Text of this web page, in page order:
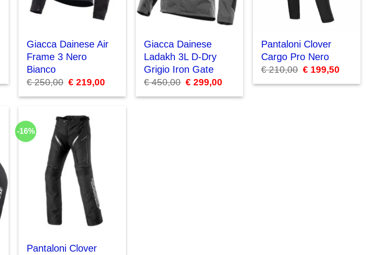
Giacca Dainese Air
Frame 3 Nero
Bianco
€250,00
Il
prezzo
€ 219,00Il
Giacca Dainese
Ladakh 3L D-Dry
Grigio Iron Gate
€450,00
Il
prezzo
€ 299,00Il
Pantaloni Clover
Cargo Pro Nero
€210,00
Il
prezzo
€ 199,50Il
-16%
Pantaloni Clover